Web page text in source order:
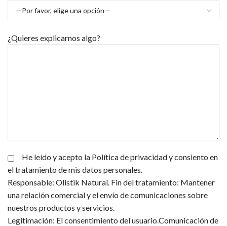
¿Quieres explicarnos algo?
He leído y acepto la Política de privacidad y consiento en
el tratamiento de mis datos personales.
Responsable: Olistik Natural. Fin del tratamiento: Mantener
una relación comercial y el envío de comunicaciones sobre
nuestros productos y servicios.
Legitimación: El consentimiento del usuario.Comunicación de